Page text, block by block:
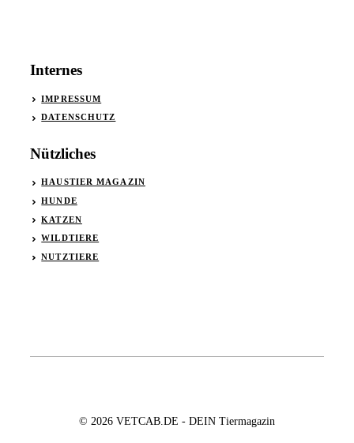
Internes
IMPRESSUM
DATENSCHUTZ
Nützliches
HAUSTIER MAGAZIN
HUNDE
KATZEN
WILDTIERE
NUTZTIERE
© 2026 VETCAB.DE - DEIN Tiermagazin